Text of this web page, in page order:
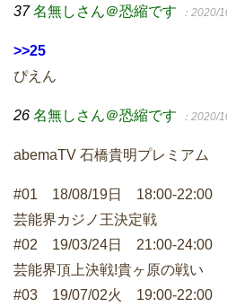
37 名無しさん＠恐縮です ：2020/
>>25
ぴえん
26 名無しさん＠恐縮です ：2020/
abemaTV 石橋貴明プレミアム
#01 18/08/19日 18:00-22:00
芸能界カジノ王決定戦
#02 19/03/24日 21:00-24:00
芸能界頂上決戦!貴ヶ原の戦い
#03 19/07/02火 19:00-22:00